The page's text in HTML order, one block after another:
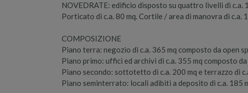
NOVEDRATE: edificio disposto su quattro livelli di
Porticato di c.a. 80 mq. Cortile / area di manovra di c.a.
COMPOSIZIONE
Piano terra: negozio di c.a. 365 mq composto da open
Piano primo: uffici ed archivi di c.a. 355 mq composto
Piano secondo: sottotetto di c.a. 200 mq e terrazzo di
Piano seminterrato: locali adibiti a deposito di c.a. 185